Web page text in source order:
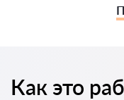
Как это